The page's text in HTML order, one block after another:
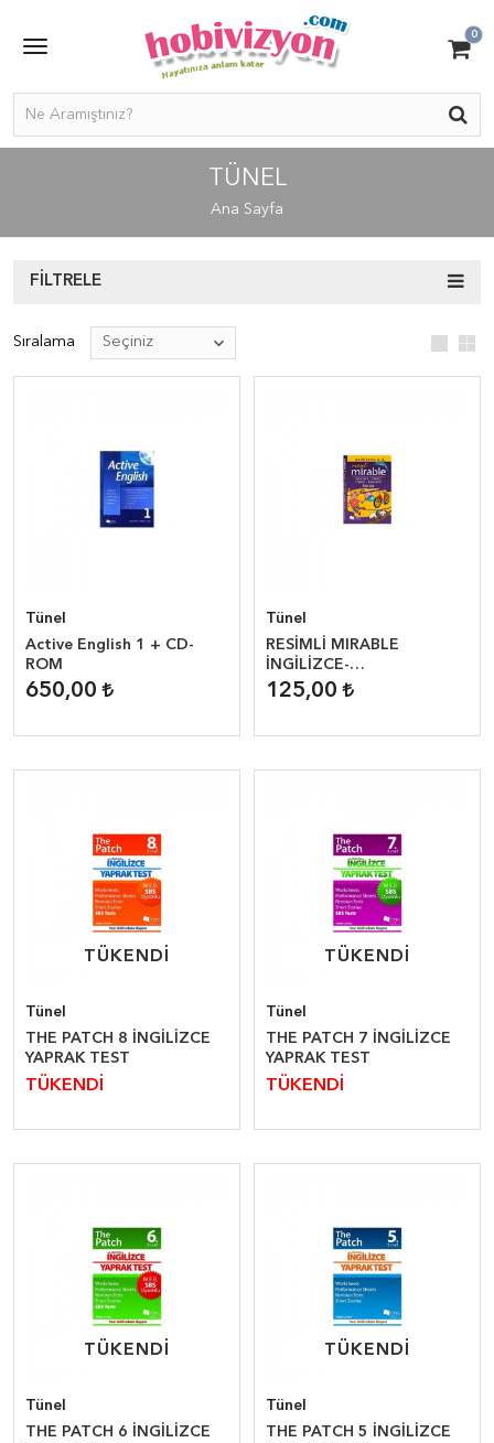
0
TÜNEL
Ana Sayfa
FILTRELE
Sıralama
Tünel
Active English 1 + CD-
ROM
650,00
Tünel
RESİMLİ MIRABLE
İNGİLİZCE-
TÜRKÇE/TÜRKÇE
İNGİLİZCE SÖZLÜK
125,00
TÜKENDİ
TÜKENDİ
Tünel
THE PATCH 8 İNGİLİZCE
YAPRAK TEST
TÜKENDİ
TÜKENDİ
TÜKENDİ
Tünel
THE PATCH 7 İNGİLİZCE
YAPRAK TEST
TÜKENDİ
TÜKENDİ
TÜKENDİ
Tünel
THE PATCH 6 İNGİLİZCE
TÜKENDİ
TÜKENDİ
Tünel
THE PATCH 5 İNGİLİZCE